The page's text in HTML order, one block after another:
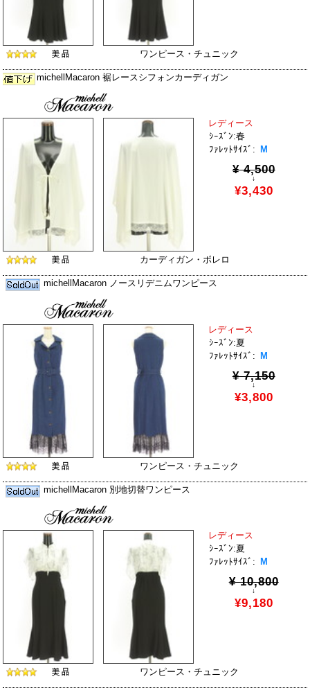
ワンピース・チュニック
michellMacaron 裾レースシフォンカーディガン
レディース
ｼｰｽﾞﾝ:春
ﾌｧﾚｯﾄｻｲｽﾞ:
M
¥ 4,500
↓
¥3,430
カーディガン・ボレロ
michellMacaron ノースリデニムワンピース
レディース
ｼｰｽﾞﾝ:夏
ﾌｧﾚｯﾄｻｲｽﾞ: M
¥ 7,150
↓
¥3,800
ワンピース・チュニック
michellMacaron 別地切替ワンピース
レディース
ｼｰｽﾞﾝ:夏
ﾌｧﾚｯﾄｻｲｽﾞ:
M
¥ 10,800
↓
¥9,180
ワンピース・チュニック